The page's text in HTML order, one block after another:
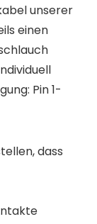
unserer
einen
Pin 1-
dass